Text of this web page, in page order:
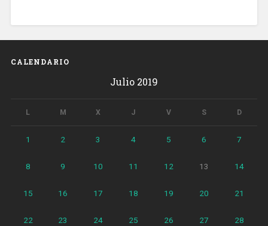
CALENDARIO
Julio 2019
L M X J V S D
1 2 3 4 5 6 7
8 9 10 11 12 13 14
15 16 17 18 19 20 21
22 23 24 25 26 27 28